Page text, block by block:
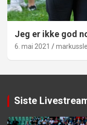
Jeg er ikke god
6. mai 2021
Siste